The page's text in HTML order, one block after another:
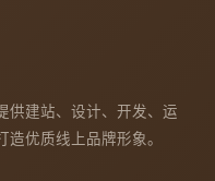
供建站、设计、开发、运
优质线上品牌形象。